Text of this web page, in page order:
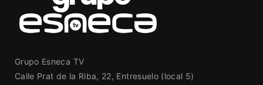
Grupo Esneca TV
Calle Prat de la Riba, 22, Entresuelo (local 5)